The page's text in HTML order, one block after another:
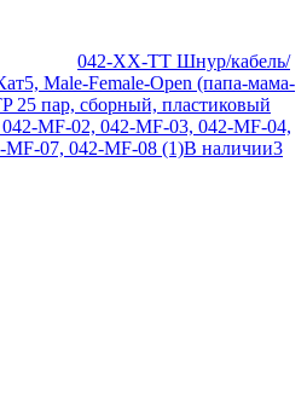
042-XX-TT Шнур/кабель/
Male-Female-Open (папа-мама-
25 пар, сборный, пластиковый
MF-02, 042-MF-03, 042-MF-04,
07, 042-MF-08 (1)В наличии3